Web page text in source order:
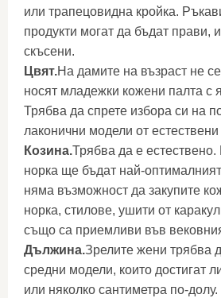
или трапецовидна кройка.
продукти могат да бъдат прави,
скъсени.
Цвят.На дамите на възраст не
носят младежки кожени палта с
Трябва да спрете избора си на
лаконични модели от
Козина.Трябва да е естествено.
норка ще бъдат най-
няма възможност да закупите
норка, стилове, ушити от
също са приемливи във
Дължина.Зрелите жени трябва
средни модели, които достигат
или няколко сантиметра по-